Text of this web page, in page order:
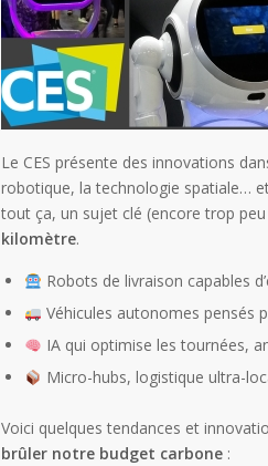
Le CES présente des innovations
robotique, la technologie spatiale…
tout ça, un sujet clé (encore trop peu
kilomètre.
Robots de livraison capables
Véhicules autonomes pensés
IA qui optimise les tournées,
Micro-hubs, logistique ultra-
Voici quelques tendances et
brûler notre budget carbone :